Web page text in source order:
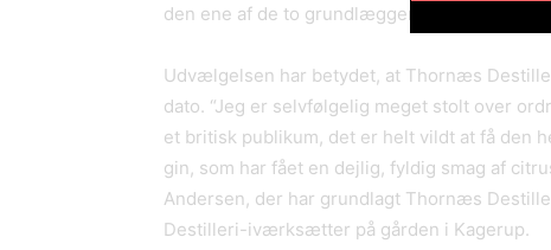
den ene af de to grundlæggere af Craft Gin
Udvælgelsen har betydet, at Thornæs
dato. “Jeg er selvfølgelig meget stolt over
et britisk publikum, det er helt vildt at få den
gin, som har fået en dejlig, fyldig smag af
Andersen, der har grundlagt Thornæs
Destilleri-iværksætter på gården i Kagerup.